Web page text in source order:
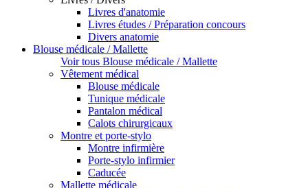
Livres d'anatomie
Livres études / Préparation concours
Divers anatomie
Blouse médicale / Mallette
Voir tous Blouse médicale / Mallette
Vêtement médical
Blouse médicale
Tunique médicale
Pantalon médical
Calots chirurgicaux
Montre et porte-stylo
Montre infirmière
Porte-stylo infirmier
Caducée
Mallette médicale